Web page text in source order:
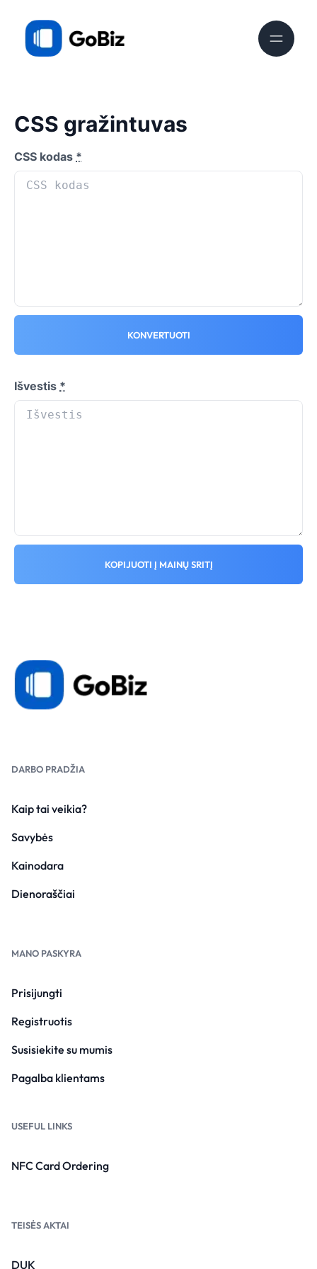
CSS gražintuvas
CSS kodas *
KONVERTUOTI
Išvestis *
KOPIJUOTI Į MAINŲ SRITĮ
DARBO PRADŽIA
Kaip tai veikia?
Savybės
Kainodara
Dienoraščiai
MANO PASKYRA
Prisijungti
Registruotis
Susisiekite su mumis
Pagalba klientams
USEFUL LINKS
NFC Card Ordering
TEISĖS AKTAI
DUK